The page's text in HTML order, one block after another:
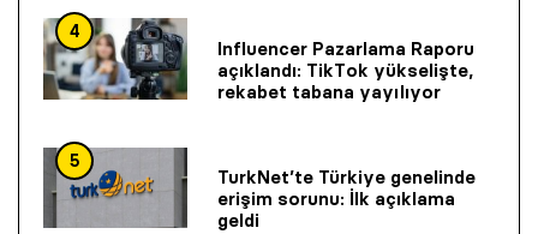
4
Influencer Pazarlama Raporu
açıklandı: TikTok yükselişte,
rekabet tabana yayılıyor
5
TurkNet’te Türkiye genelinde
erişim sorunu: İlk açıklama
geldi